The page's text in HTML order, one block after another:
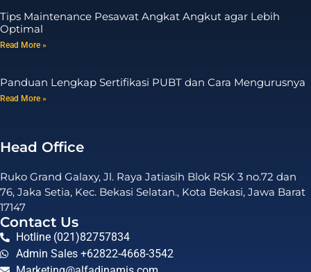
Tips Maintenance Pesawat Angkat Angkut agar Lebih
Optimal
Read More »
Panduan Lengkap Sertifikasi PUBT dan Cara Mengurusnya
Read More »
Head Office
Ruko Grand Galaxy, Jl. Raya Jatiasih Blok RSK 3 no.72 dan
76, Jaka Setia, Kec. Bekasi Selatan., Kota Bekasi, Jawa Barat
17147
Contact Us
Hotline (021)82757834
Admin Sales +62822-4668-3542